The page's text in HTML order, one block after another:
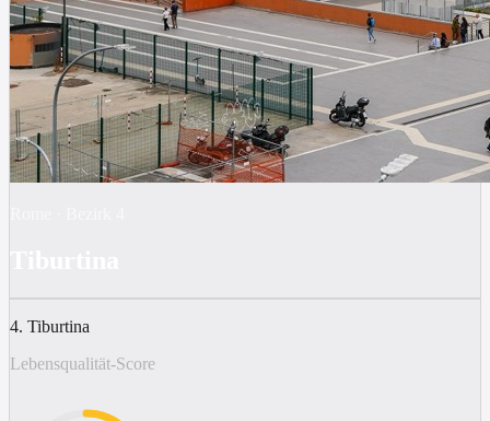
4. Tiburtina
Lebensqualität-Score